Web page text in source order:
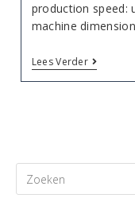
production speed:
machine
Lees VerderNew
VFFS
All